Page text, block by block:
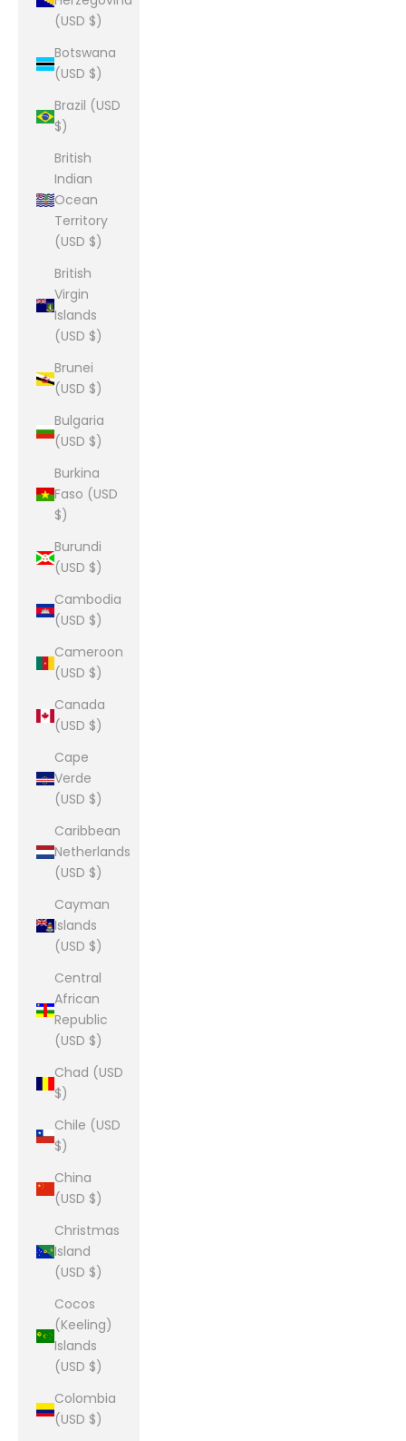
(USD $)
Botswana
(USD $)
Brazil (USD
$)
British
Indian
Ocean
Territory
(USD $)
British
Virgin
Islands
(USD $)
Brunei
(USD $)
Bulgaria
(USD $)
Burkina
Faso (USD
$)
Burundi
(USD $)
Cambodia
(USD $)
Cameroon
(USD $)
Canada
(USD $)
Cape
Verde
(USD $)
Caribbean
Netherlands
(USD $)
Cayman
Islands
(USD $)
Central
African
Republic
(USD $)
Chad (USD
$)
Chile (USD
$)
China
(USD $)
Christmas
Island
(USD $)
Cocos
(Keeling)
Islands
(USD $)
Colombia
(USD $)